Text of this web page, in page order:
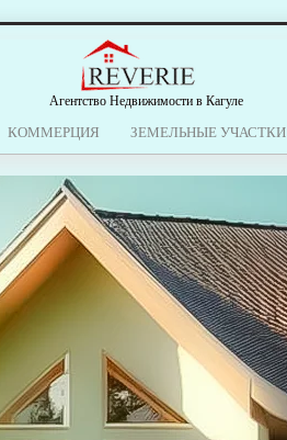
Агентство Недвижимости в Кагуле
КОММЕРЦИЯ ЗЕМЕЛЬНЫЕ УЧАСТКИ